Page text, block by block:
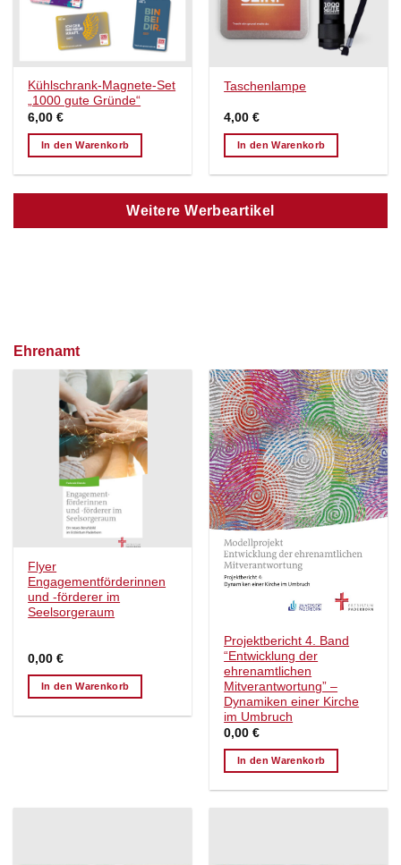
Kühlschrank-Magnete-Set
„1000 gute Gründe“
6,00€
In den Warenkorb
Taschenlampe
4,00€
In den Warenkorb
Weitere Werbeartikel
Ehrenamt
Flyer
Engagementförderinnen
und -förderer im
Seelsorgeraum
0,00€
In den Warenkorb
Projektbericht 4. Band
“Entwicklung der
ehrenamtlichen
Mitverantwortung” –
Dynamiken einer Kirche
im Umbruch
0,00€
In den Warenkorb